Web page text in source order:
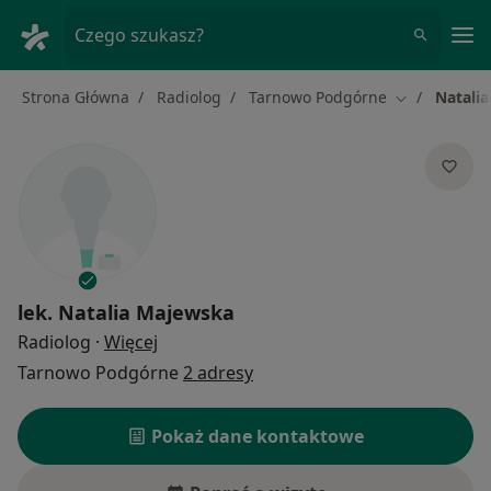
Czego szukasz?
Strona Główna Radiolog Tarnowo Podgórne Zmień
lek. Natalia Majewska
Radiolog · Więcej
Tarnowo Podgórne 2 adresy
Pokaż dane kontaktowe